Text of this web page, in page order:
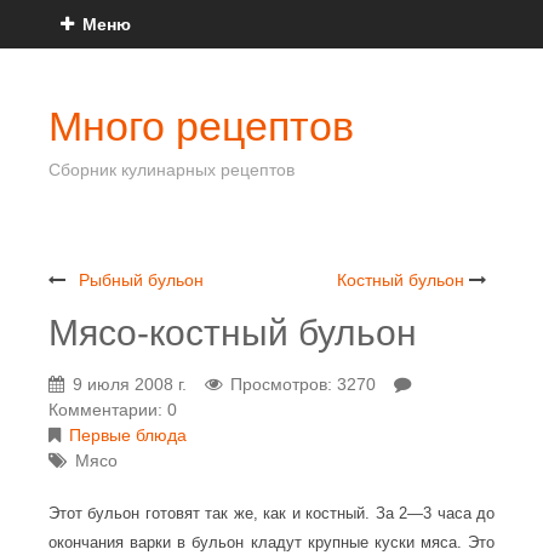
Меню
Много рецептов
Сборник кулинарных рецептов
Рыбный бульон Костный бульон
Мясо-костный бульон
9 июля 2008 г.
Просмотров: 3270
Комментарии: 0
Первые блюда
Мясо
Этот бульон готовят так же, как и костный. За 2—3 часа до
окончания варки в бульон кладут крупные куски мяса. Это